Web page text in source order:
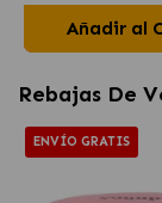
Añadir al
Rebajas De
ENVÍO GRATIS